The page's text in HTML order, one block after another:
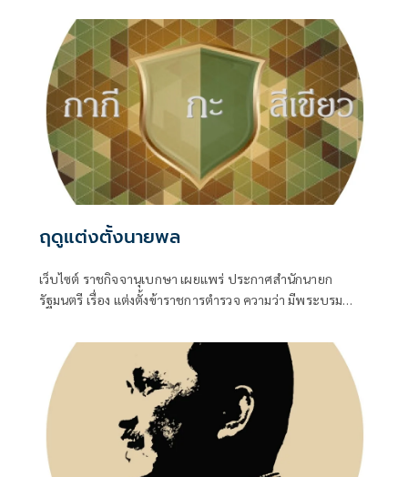
ฤดูแต่งตั้งนายพล
เว็บไซต์ ราชกิจจานุเบกษา เผยแพร่ ประกาศสำนักนายก
รัฐมนตรี เรื่อง แต่งตั้งข้าราชการตำรวจ ความว่า มีพระบรม